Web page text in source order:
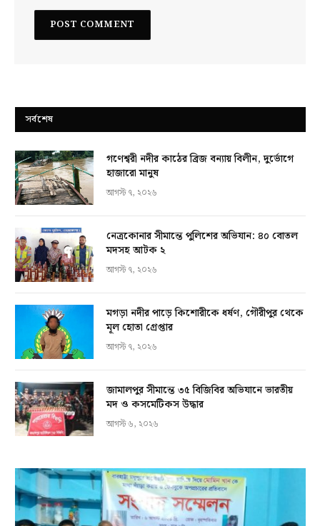
সর্বশেষ
গণেশ্বরী নদীর কাঠের ব্রিজ বন্যায় বিলীন, দুর্ভোগে
হাজারো মানুষ
আগস্ট ৭, ২০২৬
নেত্রকোনার সীমান্তে পুলিশের অভিযান: ৪০ বোতল
মদসহ আটক ২
আগস্ট ৭, ২০২৬
মগড়া নদীর পাড়ে কিশোরীকে ধর্ষণ, গৌরীপুর থেকে
মূল হোতা গ্রেপ্তার
আগস্ট ৭, ২০২৬
জামালপুর সীমান্তে ৩৫ বিজিবির অভিযানে ভারতীয়
মদ ও কসমেটিকস উদ্ধার
আগস্ট ৬, ২০২৬